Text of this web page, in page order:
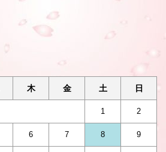
木 金 土 日
1 2
6 7 8 9